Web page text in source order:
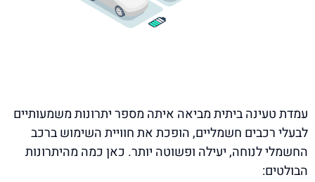
עמדת טעינה ביתית מביאה איתה מספר יתרונות משמעותיים
לבעלי רכבים חשמליים, הופכת את חוויית השימוש ברכב
החשמלי לנוחה, יעילה ופשוטה יותר. כאן כמה מהיתרונות
הבולטים: